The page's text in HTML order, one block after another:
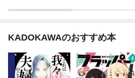
KADOKAWAのおすすめ本